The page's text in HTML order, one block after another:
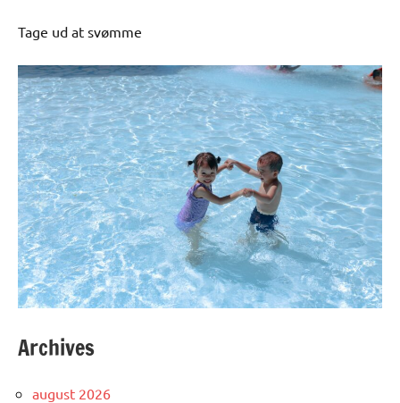
Tage ud at svømme
Archives
august 2026